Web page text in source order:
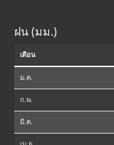
ฝน (มม.)
เดือน
ม.ค.
ก.พ.
มี.ค.